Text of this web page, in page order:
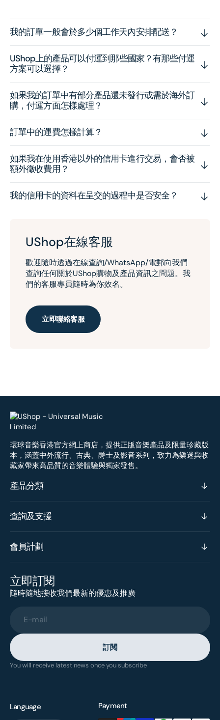
我的訂單一般會於多少個工作天內安排配送？
UShop上的產品可以付運到那些國家？有那些付運
方案可以選擇？
如果我的訂單中有部分產品還未發行或需於海外訂
購，付運方面怎樣處理？
訂單中的運費怎樣計算？
如果我在使用香港以外的信用卡進行交易，會否被
額外徵收費用？
我的信用卡的資料在呈交的過程中是否安全？
UShop在線客服
歡迎隨時透過在線查詢/WhatsApp/電郵向我們
查詢任何關於UShop購物及產品資訊之問題。我
們的客服專員隨時為你效名。
立即聯絡客服
環球音樂香港官方網上商店，提供正版音樂產品及限量珍藏版
本，涵蓋中外流行、古典、爵士及影音系列，致力為樂迷與收
藏家帶來高品質的音樂體驗與獨家發售。
產品分類
查詢及支援
會員計劃
立即訂閱
隨時隨地接收我們最新的優惠及推廣
E-mail
訂閱
You will receive latest news once you subscribe
Language Payment